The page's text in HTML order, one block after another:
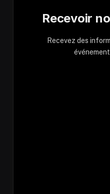
Recevoir
Recevez des